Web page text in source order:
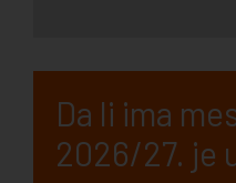
Da li ima
2026/27. je